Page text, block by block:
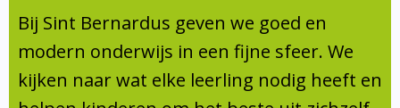
Onderwijs
Leerlingenraad
Leerlingenzorg
Doorstroomtoets
Jeugdprofessional op school
Centrum Jeugd en Gezin
Ouders
Ouderraad (OR)
Medezeggenschapsraad (MR)
Formulieren
Contact
Bij Sint Bernardus geven we goed en
modern onderwijs in een fijne sfeer. We
kijken naar wat elke leerling nodig heeft en